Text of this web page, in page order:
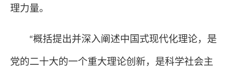
理力量。
“概括提出并深入阐述中国式现代化理论，是
党的二十大的一个重大理论创新，是科学社会主